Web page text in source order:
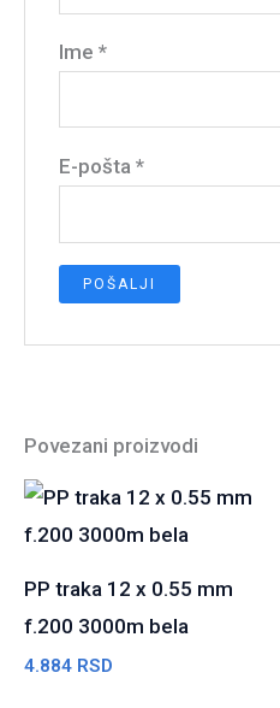
Ime*
E-pošta*
Povezani proizvodi
PP traka 12 x 0.55 mm
f.200 3000m bela
4.884 RSD